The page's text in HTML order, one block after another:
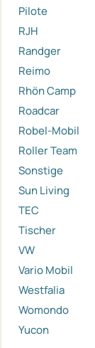
Pilote
RJH
Randger
Reimo
Rhön Camp
Roadcar
Robel-Mobil
Roller Team
Sonstige
Sun Living
TEC
Tischer
VW
Vario Mobil
Westfalia
Womondo
Yucon